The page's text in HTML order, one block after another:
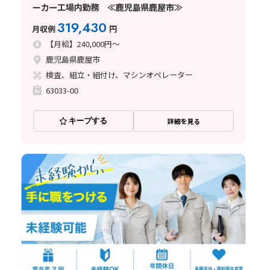
ーカー工場内勤務 ≪鹿児島県鹿屋市≫
月収例 319,430 円
【月給】240,000円～
鹿児島県鹿屋市
検査、組立・組付け、マシンオペレーター
63033-00
キープする 詳細を見る